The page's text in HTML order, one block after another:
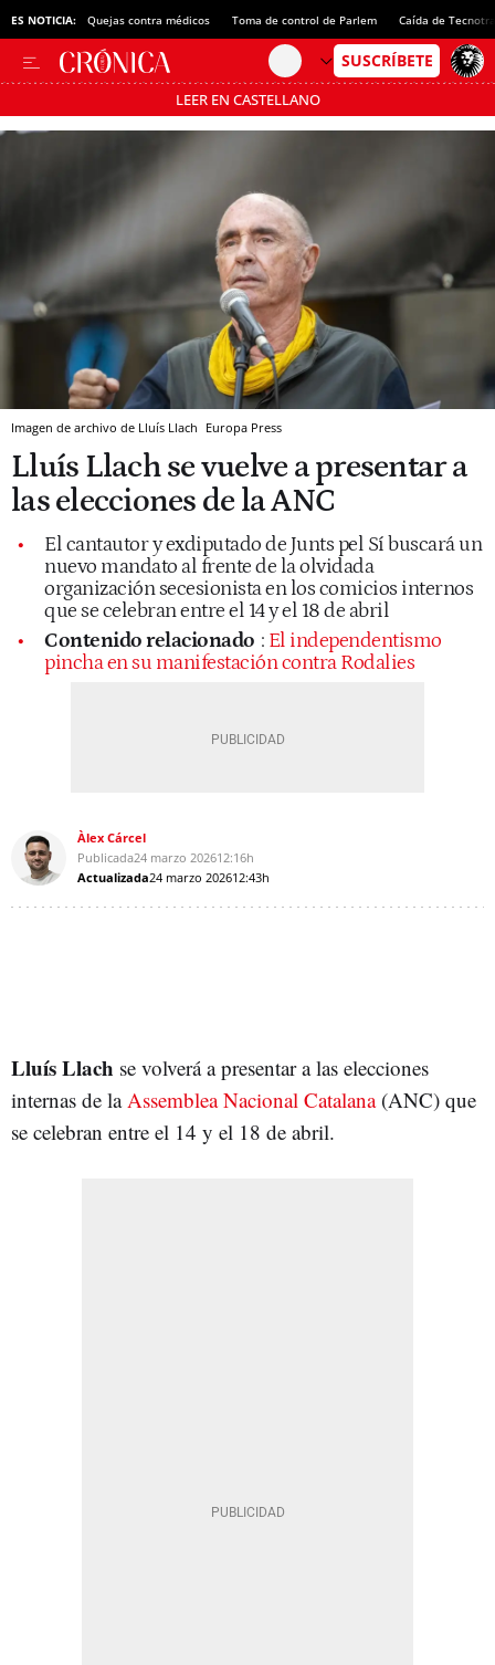
ES NOTICIA: Quejas contra médicos Toma de control de Parlem Caída de
LEER EN CASTELLANO
Pásate al MODO AHORRO
Imagen de archivo de Lluís Llach Europa Press
Lluís Llach se vuelve a presentar a
las elecciones de la ANC
El cantautor y exdiputado de Junts pel Sí buscará un
nuevo mandato al frente de la olvidada
organización secesionista en los comicios internos
que se celebran entre el 14 y el 18 de abril
Contenido relacionado : El independentismo
pincha en su manifestación contra Rodalies
Àlex Cárcel
Publicada24 marzo 202612:16h
Actualizada24 marzo 202612:43h
Lluís Llach se volverá a presentar a las elecciones
internas de la Assemblea Nacional Catalana(ANC) que
se celebran entre el 14 y el 18 de abril.